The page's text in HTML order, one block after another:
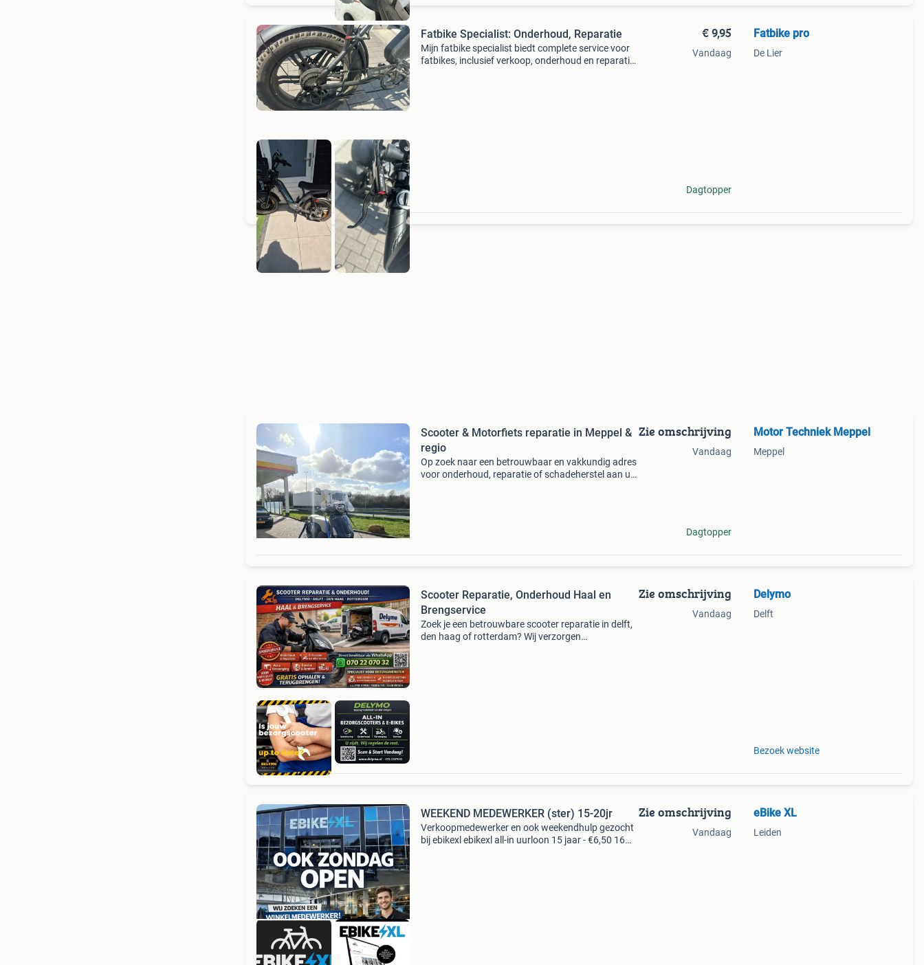
Fatbike Specialist: Onderhoud, Reparatie
Mijn fatbike specialist biedt complete service voor
fatbikes, inclusief verkoop, onderhoud en reparatie.
€ 9,95
Vandaag
Dagtopper
Fatbike pro
De Lier
Scooter & Motorfiets reparatie in Meppel &
regio
Op zoek naar een betrouwbaar en vakkundig adres
voor onderhoud, reparatie of schadeherstel aan uw
Zie omschrijving
Vandaag
Dagtopper
Motor Techniek Meppel
Meppel
Scooter Reparatie, Onderhoud Haal en
Brengservice
Zoek je een betrouwbare scooter reparatie in delft,
den haag of rotterdam? Wij verzorgen
Zie omschrijving
Vandaag
Delymo
Delft
Bezoek website
WEEKEND MEDEWERKER (ster) 15-20jr
Verkoopmedewerker en ook weekendhulp gezocht
bij ebikexl ebikexl all-in uurloon 15 jaar - €6,50 16
Zie omschrijving
Vandaag
eBike XL
Leiden